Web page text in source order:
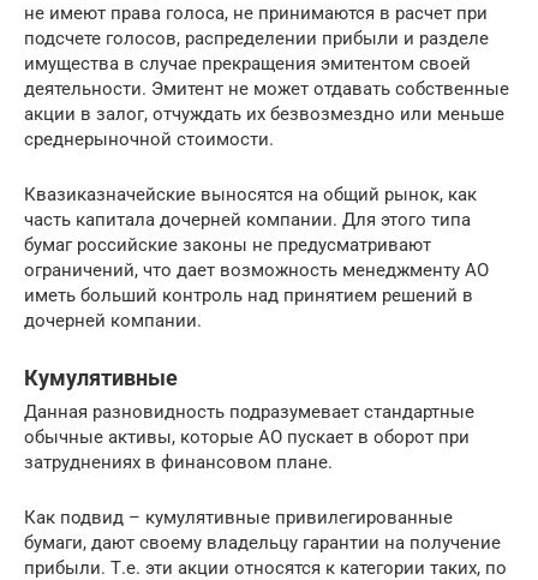
не имеют права голоса, не принимаются в расчет при
подсчете голосов, распределении прибыли и разделе
имущества в случае прекращения эмитентом своей
деятельности. Эмитент не может отдавать собственные
акции в залог, отчуждать их безвозмездно или меньше
среднерыночной стоимости.
Квазиказначейские выносятся на общий рынок, как
часть капитала дочерней компании. Для этого типа
бумаг российские законы не предусматривают
ограничений, что дает возможность менеджменту АО
иметь больший контроль над принятием решений в
дочерней компании.
Кумулятивные
Данная разновидность подразумевает стандартные
обычные активы, которые АО пускает в оборот при
затруднениях в финансовом плане.
Как подвид – кумулятивные привилегированные
бумаги, дают своему владельцу гарантии на получение
прибыли. Т.е. эти акции относятся к категории таких, по